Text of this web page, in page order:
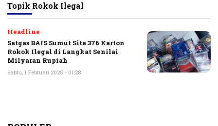
Topik Rokok Ilegal
Headline
Satgas BAIS Sumut Sita 376 Karton
Rokok Ilegal di Langkat Senilai
Milyaran Rupiah
Sabtu, 1 Februari 2025 - 01:28